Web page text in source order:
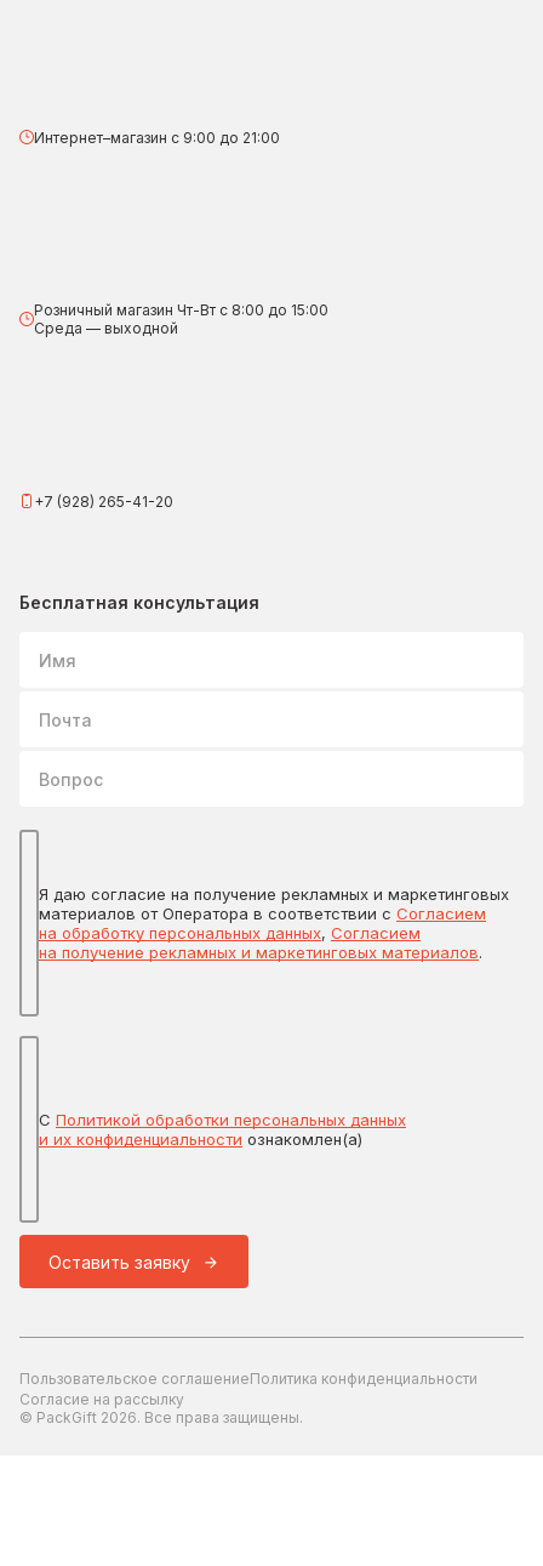
Интернет–магазин с 9:00 до 21:00
Розничный магазин Чт-Вт с 8:00 до 15:00
Среда — выходной
+7 (928) 265-41-20
Бесплатная консультация
Я даю согласие на получение рекламных и маркетинговых
материалов от Оператора в соответствии с Согласием
на обработку персональных данных, Согласием
на получение рекламных и маркетинговых материалов.
С Политикой обработки персональных данных
и их конфиденциальности ознакомлен(а)
Оставить заявку
Пользовательское соглашениеПолитика конфиденциальности
Согласие на рассылку
© PackGift 2026. Все права защищены.